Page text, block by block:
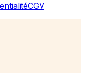
CGV